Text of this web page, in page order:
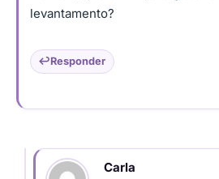
levantamento?
Responder
Carla